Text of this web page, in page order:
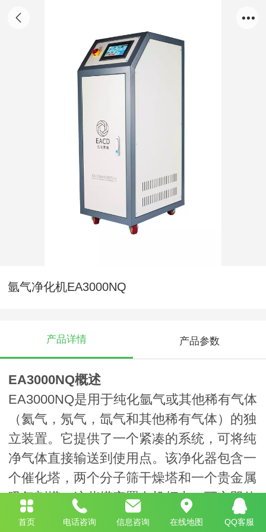
氩气净化机EA3000NQ
产品详情 产品参数
EA3000NQ概述
EA3000NQ是用于纯化氩气或其他稀有气体
（氦气，氖气，氙气和其他稀有气体）的独
立装置。它提供了一个紧凑的系统，可将纯
净气体直接输送到使用点。该净化器包含一
个催化塔，两个分子筛干燥塔和一个贵金属
吸气剂塔，这些塔安置在机柜中，可立即使
用。只需插入本地交流电源，连接气体和使
首页 电话咨询 信息咨询 在线地图 QQ客服